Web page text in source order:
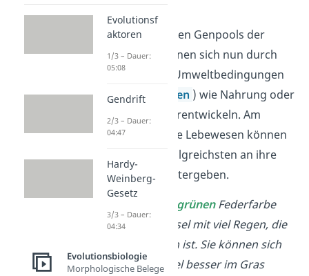
Schritt 4: Die beiden Genpools der
Populationen können sich nun durch
unterschiedliche Umweltbedingungen
(Selektionsfaktoren ) wie Nahrung oder
Temperatur weiterentwickeln. Am
besten angepasste Lebewesen können
ihre Gene am erfolgreichsten an ihre
Nachkommen weitergeben.
grünen Federfarbe
leben auf einer Insel mit viel Regen, die
deshalb sehr grün ist. Sie können sich
daher zum Beispiel besser im Gras
Evolutionsf
aktoren
1/3 – Dauer:
05:08
Gendrift
2/3 – Dauer:
04:47
Hardy-
Weinberg-
Gesetz
3/3 – Dauer:
04:34
Evolutionsbiologie
Morphologische Belege